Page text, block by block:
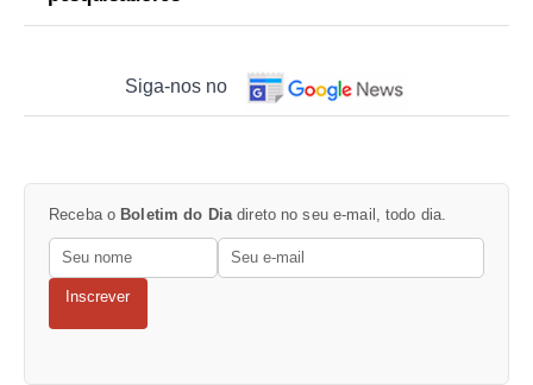
Siga-nos no
Receba o Boletim do Diadireto no seu e-mail, todo dia.
Inscrever